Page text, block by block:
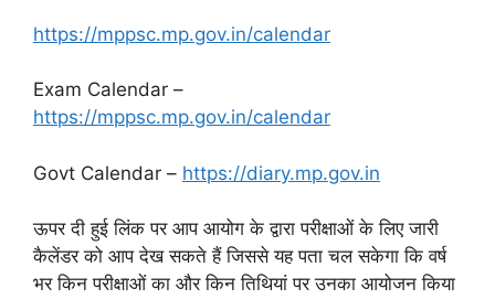
https://mppsc.mp.gov.in/calendar
Exam Calendar –
https://mppsc.mp.gov.in/calendar
Govt Calendar – https://diary.mp.gov.in
ऊपर दी हुई लिंक पर आप आयोग के द्वारा परीक्षाओं के लिए जारी
कैलेंडर को आप देख सकते हैं जिससे यह पता चल सकेगा कि वर्ष
भर किन परीक्षाओं का और किन तिथियां पर उनका आयोजन किया